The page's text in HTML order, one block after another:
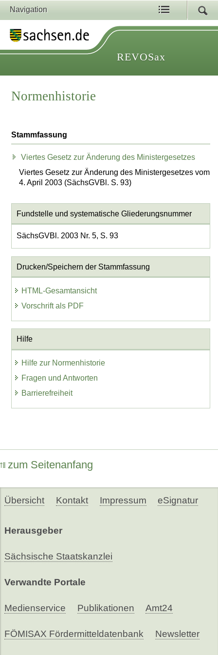
Navigation
REVOSax
Normenhistorie
Stammfassung
Viertes Gesetz zur Änderung des Ministergesetzes
Viertes Gesetz zur Änderung des Ministergesetzes vom
4. April 2003 (SächsGVBl. S. 93)
Fundstelle und systematische Gliederungsnummer
SächsGVBl. 2003 Nr. 5, S. 93
Drucken/Speichern der Stammfassung
HTML-Gesamtansicht
Vorschrift als PDF
Hilfe
Hilfe zur Normenhistorie
Fragen und Antworten
Barrierefreiheit
zum Seitenanfang
Übersicht Kontakt Impressum eSignatur
Herausgeber
Sächsische Staatskanzlei
Verwandte Portale
Medienservice Publikationen Amt24
FÖMISAX Fördermitteldatenbank Newsletter